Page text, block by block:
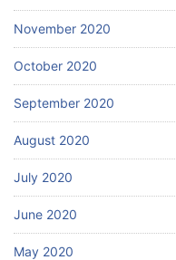
November 2020
October 2020
September 2020
August 2020
July 2020
June 2020
May 2020